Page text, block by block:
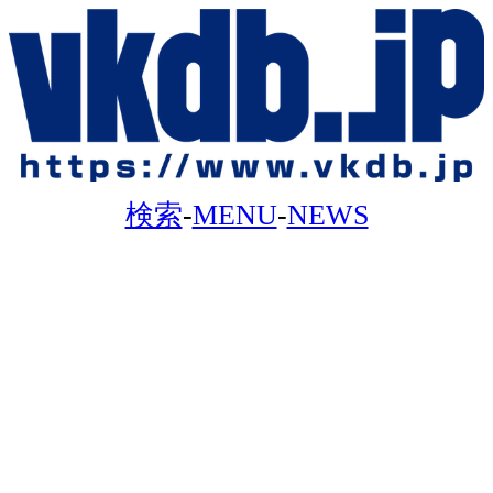
検索-MENU-NEWS